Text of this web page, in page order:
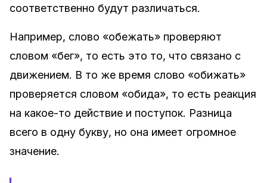
соответственно будут различаться.
Например, слово «обежать» проверяют
словом «бег», то есть это то, что связано с
движением. В то же время слово «обижать»
проверяется словом «обида», то есть реакция
на какое-то действие и поступок. Разница
всего в одну букву, но она имеет огромное
значение.